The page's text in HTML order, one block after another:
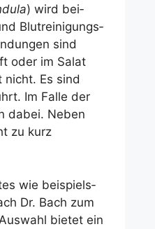
) wird bei­
Blut­rei­ni­gungs­
sind
oder im Salat
Es sind
Im Fal­le der
dabei. Neben
zu kurz
wie bei­spiels­
Dr. Bach zum
bie­tet ein